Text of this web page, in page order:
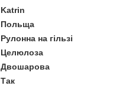
Katrin
Польща
Рулонна на гільзі
Целюлоза
Двошарова
Так